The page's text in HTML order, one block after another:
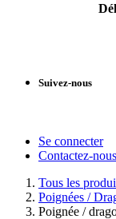
Suivez-nous
Se connecter
Contactez-nous
Tous les
Poignées /
Poignée /